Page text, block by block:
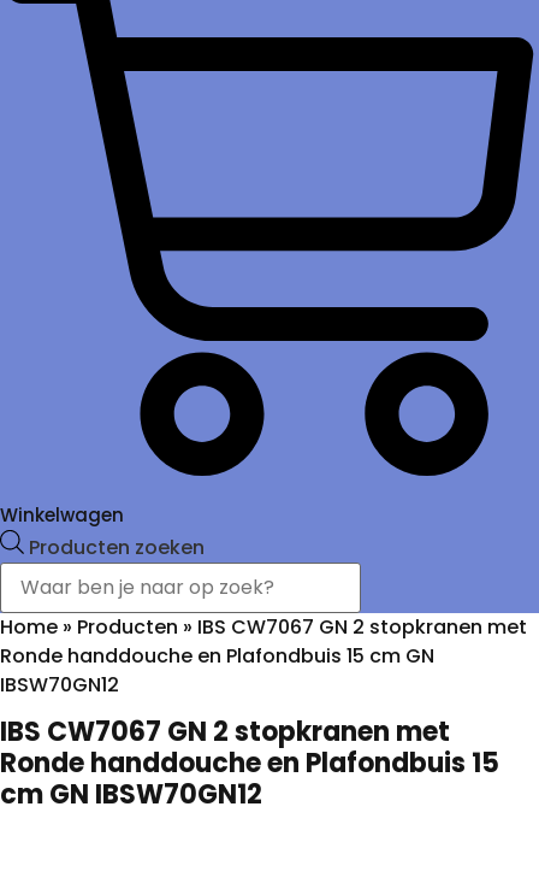
Winkelwagen
Producten zoeken
Home » Producten » IBS CW7067 GN 2 stopkranen met
Ronde handdouche en Plafondbuis 15 cm GN
IBSW70GN12
IBS CW7067 GN 2 stopkranen met
Ronde handdouche en Plafondbuis 15
cm GN IBSW70GN12